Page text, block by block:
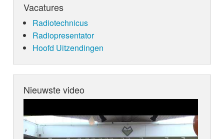
Vacatures
Radiotechnicus
Radiopresentator
Hoofd Uitzendingen
Nieuwste video